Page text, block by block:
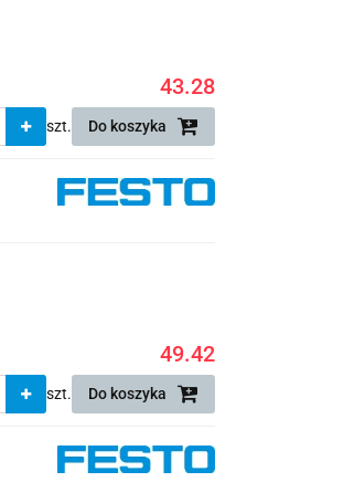
43.28
szt. Do koszyka
49.42
szt. Do koszyka